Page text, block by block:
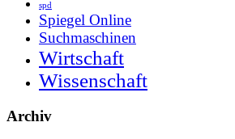
spd
Spiegel Online
Suchmaschinen
Wirtschaft
Wissenschaft
Archiv